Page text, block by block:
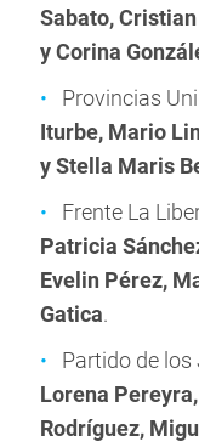
Sabato,
y Corina
Provincias
Iturbe, Mario
y Stella Maris
Frente La
Patricia
Evelin Pérez,
Gatica.
Partido de los
Lorena
Rodríguez,